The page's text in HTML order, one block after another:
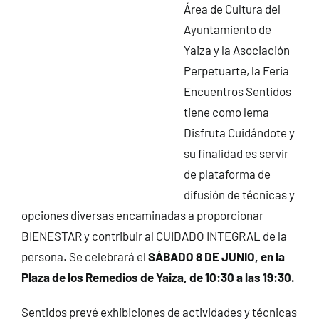
Área de Cultura del
Ayuntamiento de
Yaiza y la Asociación
Perpetuarte, la Feria
Encuentros Sentidos
tiene como lema
Disfruta Cuidándote y
su finalidad es servir
de plataforma de
difusión de técnicas y
opciones diversas encaminadas a proporcionar
BIENESTAR y contribuir al CUIDADO INTEGRAL de la
persona. Se celebrará el SÁBADO 8 DE JUNIO, en la
Plaza de los Remedios de Yaiza, de 10:30 a las 19:30.
Sentidos prevé exhibiciones de actividades y técnicas